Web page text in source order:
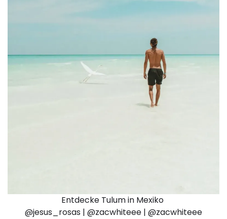
Entdecke Tulum in Mexiko
@jesus_rosas | @zacwhiteee | @zacwhiteee